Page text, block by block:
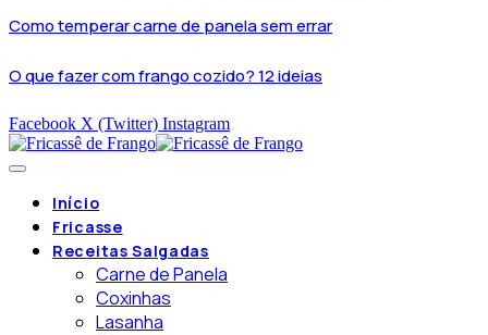
Como temperar carne de panela sem errar
O que fazer com frango cozido? 12 ideias
Facebook X (Twitter) Instagram
Início
Fricasse
Receitas Salgadas
Carne de Panela
Coxinhas
Lasanha